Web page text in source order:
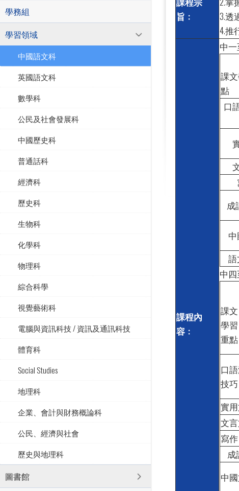
旨﹕
3.透
4.推
課程內
容﹕
中
課
點
口
成
中
課文
學習
重點
口
技巧
實
文
寫作
成
中
學務組
學習領域
中國語文科
英國語文科
數學科
公民及社會發展科
中國歷史科
普通話科
經濟科
歷史科
生物科
化學科
物理科
綜合科學
視覺藝術科
電腦與資訊科技 / 資訊及通訊科技
體育科
Social Studies
地理科
企業、會計與財務概論科
公民、經濟與社會
歷史與地理科
圖書館